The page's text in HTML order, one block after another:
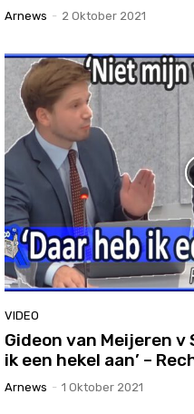
Arnews - 2 Oktober 2021
VIDEO
Gideon van Meijeren v
ik een hekel aan’ –
Arnews - 1 Oktober 2021